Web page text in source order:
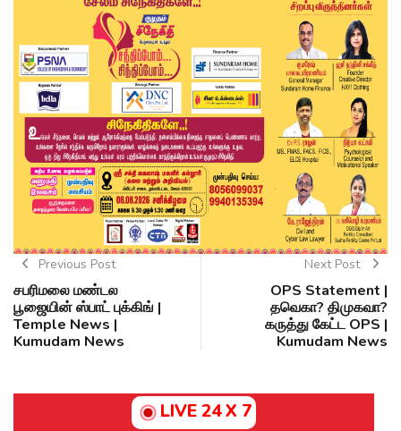
Previous Post
சபரிமலை மண்டல
பூஜையின் ஸ்பாட் புக்கிங் |
Temple News |
Kumudam News
Next Post
OPS Statement |
தவெகா? திமுகவா?
கருத்து கேட்ட OPS |
Kumudam News
LIVE 24 X 7